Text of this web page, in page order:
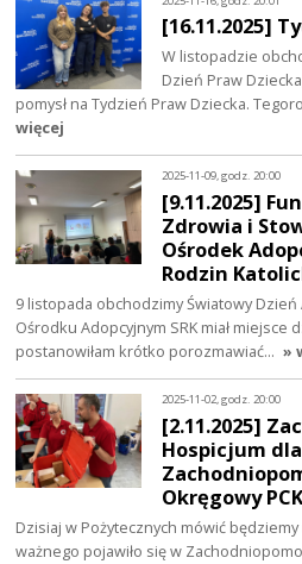
[16.11.2025]
W listopadzie
Dzień Praw
pomysł na Tydzień Praw Dziecka.
więcej
2025-11-09, godz. 20:00
[9.11.2025]
Zdrowia i
Ośrodek
Rodzin
9 listopada obchodzimy Światowy
Ośrodku Adopcyjnym SRK miał miejsce
postanowiłam krótko porozmawiać… »
2025-11-02, godz. 20:00
[2.11.2025]
Hospicjum
Okręgowy
Dzisiaj w Pożytecznych mówić
ważnego pojawiło się w